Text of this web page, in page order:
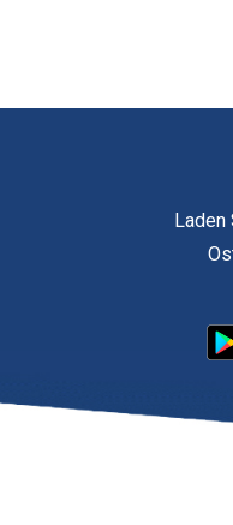
Laden